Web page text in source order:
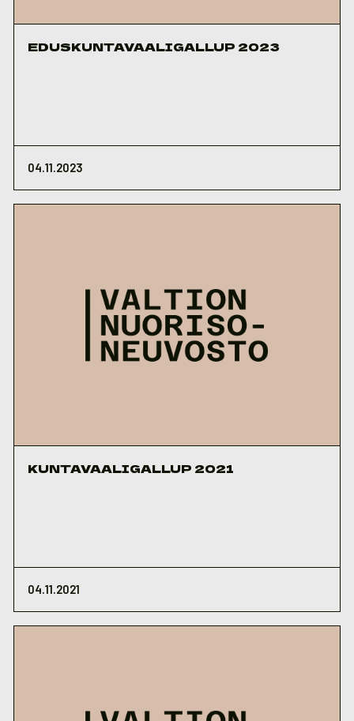
EDUSKUNTAVAALIGALLUP 2023
04.11.2023
KUNTAVAALIGALLUP 2021
04.11.2021